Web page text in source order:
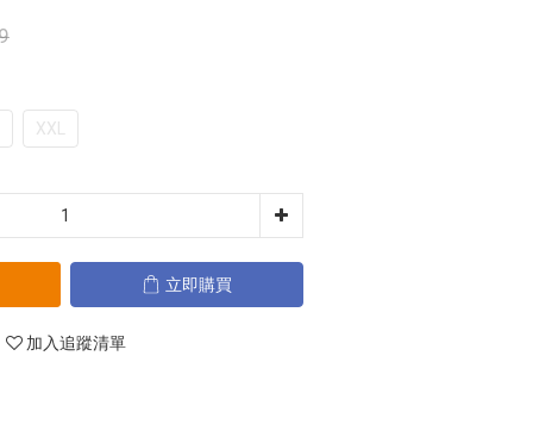
XXL
立即購買
加入追蹤清單